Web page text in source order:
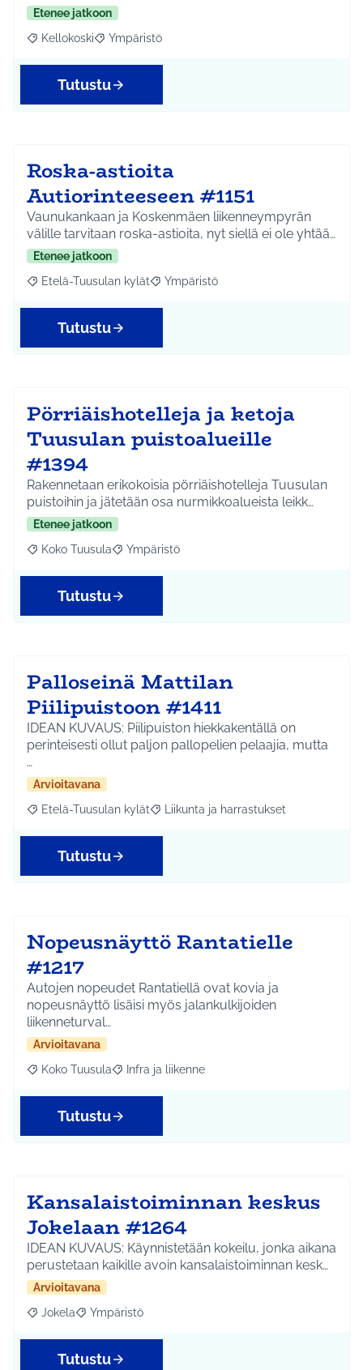
Etenee jatkoon
Rajaa tulokset aihepiirin mukaan: Kellokoski
Kellokoski Rajaa tulokset teeman mukaan: Ympäristö
Ympäristö
Tutustu
Roska-astioita
Autiorinteeseen #1151
Vaunukankaan ja Koskenmäen liikenneympyrän
välille tarvitaan roska-astioita, nyt siellä ei ole yhtää…
Etenee jatkoon
Rajaa tulokset aihepiirin mukaan: Etelä-Tuusulan kylät
Etelä-Tuusulan kylät Rajaa tulokset teeman mukaan:
Ympäristö
Tutustu
Pörriäishotelleja ja ketoja
Tuusulan puistoalueille
#1394
Rakennetaan erikokoisia pörriäishotelleja Tuusulan
puistoihin ja jätetään osa nurmikkoalueista leikk…
Etenee jatkoon
Rajaa tulokset aihepiirin mukaan: Koko Tuusula
Koko Tuusula Rajaa tulokset teeman mukaan: Ympäristö
Ympäristö
Tutustu
Palloseinä Mattilan
Piilipuistoon #1411
IDEAN KUVAUS: Piilipuiston hiekkakentällä on
perinteisesti ollut paljon pallopelien pelaajia, mutta
…
Arvioitavana
Rajaa tulokset aihepiirin mukaan: Etelä-Tuusulan kylät
Etelä-Tuusulan kylät Rajaa tulokset teeman mukaan:
Liikunta ja harrastukset
Tutustu
Nopeusnäyttö Rantatielle
#1217
Autojen nopeudet Rantatiellä ovat kovia ja
nopeusnäyttö lisäisi myös jalankulkijoiden
liikenneturval…
Arvioitavana
Rajaa tulokset aihepiirin mukaan: Koko Tuusula
Koko Tuusula Rajaa tulokset teeman mukaan: Infra ja liikenne
Infra ja liikenne
Tutustu
Kansalaistoiminnan keskus
Jokelaan #1264
IDEAN KUVAUS: Käynnistetään kokeilu, jonka aikana
perustetaan kaikille avoin kansalaistoiminnan kesk…
Arvioitavana
Rajaa tulokset aihepiirin mukaan: Jokela
Jokela Rajaa tulokset teeman mukaan: Ympäristö
Ympäristö
Tutustu